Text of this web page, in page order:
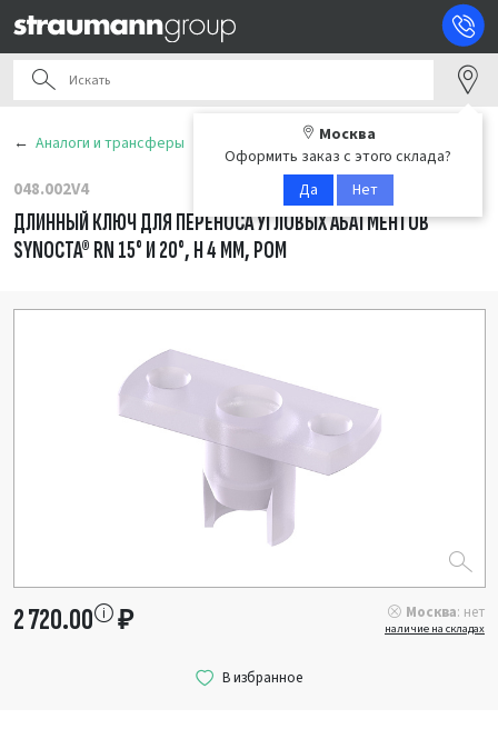
Москва
Оформить заказ с этого склада?
Да
Нет
Аналоги и трансферы
048.002V4
ДЛИННЫЙ КЛЮЧ ДЛЯ ПЕРЕНОСА УГЛОВЫХ АБАТМЕНТОВ
SYNOCTA® RN 15° И 20°, H 4 ММ, POM
2 720.00 ₽ Москва: нет
наличие на складах